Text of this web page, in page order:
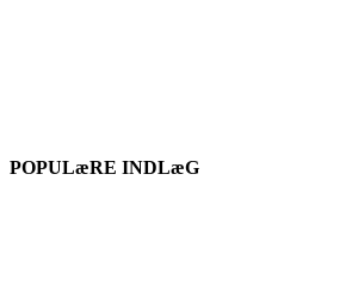
POPULæRE INDLæG